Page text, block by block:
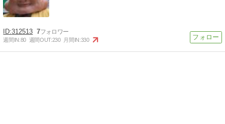
312513 7
週間IN:80 週間OUT:230 月間IN:330